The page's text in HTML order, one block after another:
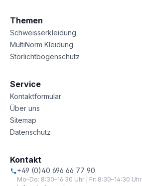
Themen
Schweisserkleidung
MultiNorm Kleidung
Störlichtbogenschutz
Service
Kontaktformular
Über uns
Sitemap
Datenschutz
Kontakt
+49 (0)40 696 66 77 90
Mo–Do: 8:30–16:30 Uhr | Fr: 8:30–14:30 Uhr